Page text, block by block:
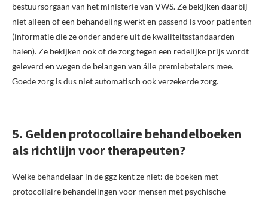
bestuursorgaan van het ministerie van VWS. Ze bekijken daarbij
niet alleen of een behandeling werkt en passend is voor patiënten
(informatie die ze onder andere uit de kwaliteitsstandaarden
halen). Ze bekijken ook of de zorg tegen een redelijke prijs wordt
geleverd en wegen de belangen van álle premiebetalers mee.
Goede zorg is dus niet automatisch ook verzekerde zorg.
5. Gelden protocollaire behandelboeken
als richtlijn voor therapeuten?
Welke behandelaar in de ggz kent ze niet: de boeken met
protocollaire behandelingen voor mensen met psychische